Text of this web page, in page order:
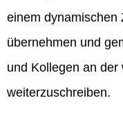
einem dynamischen
übernehmen und
und Kollegen an
weiterzuschreiben.